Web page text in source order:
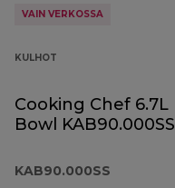
VAIN VERKOSSA
KULHOT
Cooking Chef 6.7L
Bowl KAB90.000SS
KAB90.000SS